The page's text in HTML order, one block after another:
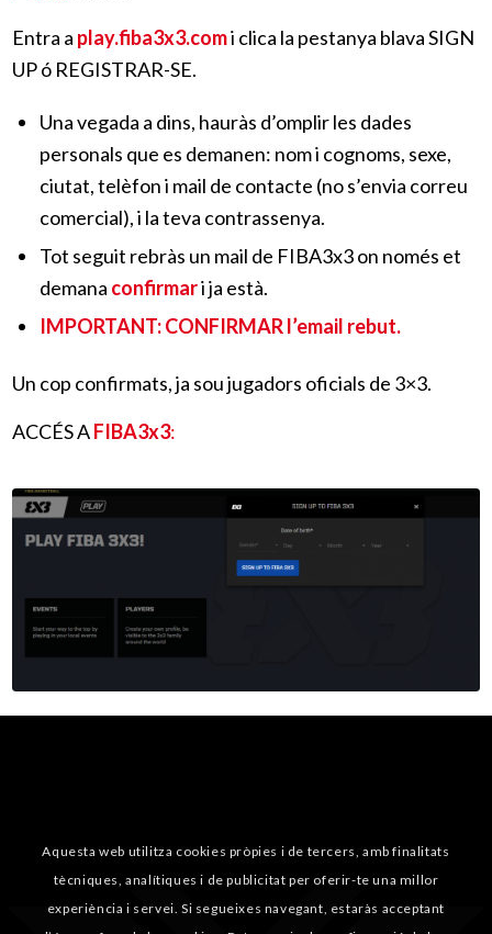
Entra a play.fiba3x3.comi clica la pestanya blava SIGN
UP ó REGISTRAR-SE.
Una vegada a dins, hauràs d’omplir les dades
personals que es demanen: nom i cognoms, sexe,
ciutat, telèfon i mail de contacte (no s’envia correu
comercial), i la teva contrassenya.
Tot seguit rebràs un mail de FIBA3x3 on només et
demana confirmari ja està.
IMPORTANT: CONFIRMAR l’email rebut.
Un cop confirmats, ja sou jugadors oficials de 3×3.
ACCÉS AFIBA3x3:
Aquesta web utilitza cookies pròpies i de tercers, amb finalitats
tècniques, analítiques i de publicitat per oferir-te una millor
experiència i servei. Si segueixes navegant, estaràs acceptant